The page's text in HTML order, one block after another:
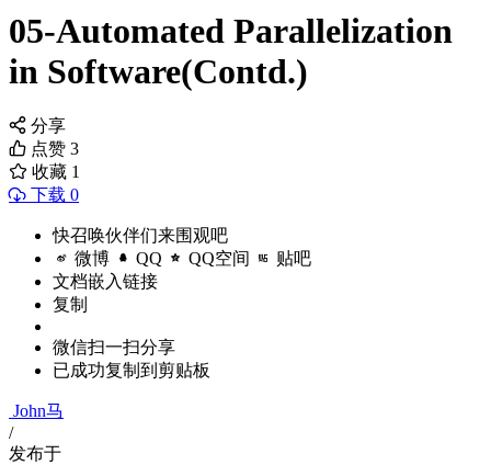
05-Automated Parallelization
in Software(Contd.)
分享
点赞 3
收藏 1
下载 0
快召唤伙伴们来围观吧
微博 QQ QQ空间 贴吧
文档嵌入链接
复制
微信扫一扫分享
已成功复制到剪贴板
John马
/
发布于